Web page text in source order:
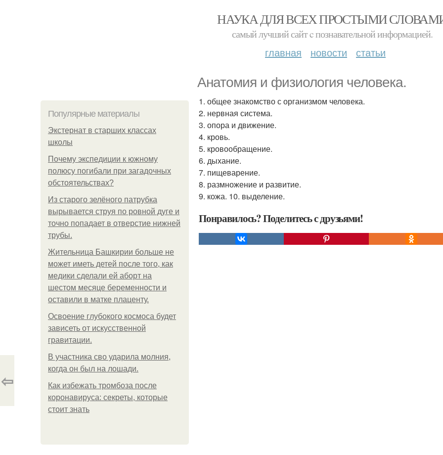
НАУКА ДЛЯ ВСЕХ ПРОСТЫМИ
самый лучший сайт c познавательной информацией.
главная новости статьи
Анатомия и физиология человека.
Популярные материалы
Экстернат в старших классах
школы
Почему экспедиции к южному
полюсу погибали при загадочных
обстоятельствах?
Из старого зелёного патрубка
вырывается струя по ровной дуге и
точно попадает в отверстие нижней
трубы.
Жительница Башкирии больше не
может иметь детей после того, как
медики сделали ей аборт на
шестом месяце беременности и
оставили в матке плаценту.
Освоение глубокого космоса будет
зависеть от искусственной
гравитации.
В участника сво ударила молния,
когда он был на лошади.
Как избежать тромбоза после
коронавируса: секреты, которые
стоит знать
1. общее знакомство с организмом человека.
2. нервная система.
3. опора и движение.
4. кровь.
5. кровообращение.
6. дыхание.
7. пищеварение.
8. размножение и развитие.
9. кожа. 10. выделение.
Понравилось? Поделитесь с друзьями!
⇦